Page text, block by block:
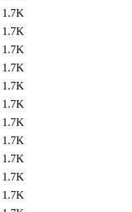
1.7K
1.7K
1.7K
1.7K
1.7K
1.7K
1.7K
1.7K
1.7K
1.7K
1.7K